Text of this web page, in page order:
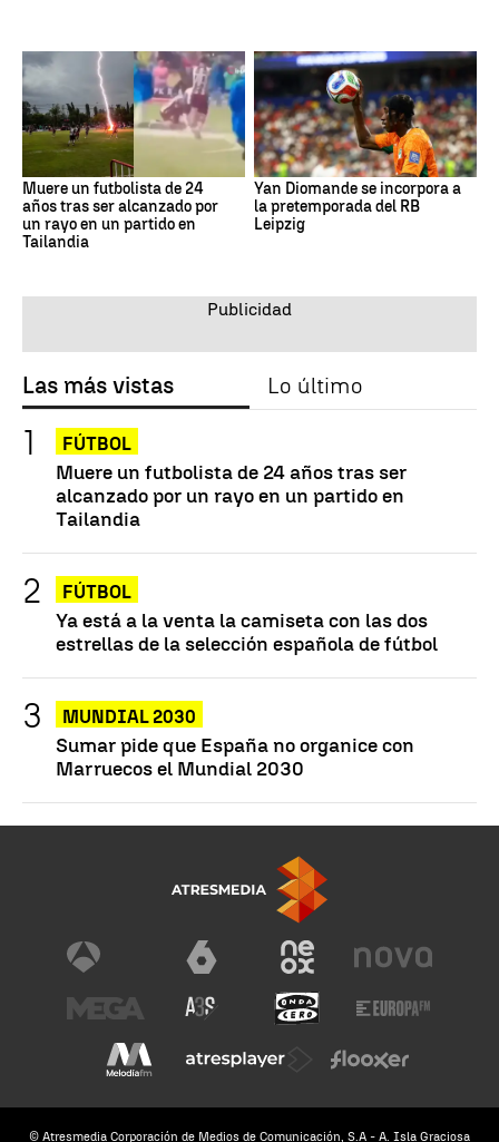
Muere un futbolista de 24
años tras ser alcanzado por
un rayo en un partido en
Tailandia
Yan Diomande se incorpora a
la pretemporada del RB
Leipzig
Las más vistas Lo último
FÚTBOL
Muere un futbolista de 24 años tras ser
alcanzado por un rayo en un partido en
Tailandia
FÚTBOL
Ya está a la venta la camiseta con las dos
estrellas de la selección española de fútbol
MUNDIAL 2030
Sumar pide que España no organice con
Marruecos el Mundial 2030
© Atresmedia Corporación de Medios de Comunicación, S.A - A. Isla Graciosa